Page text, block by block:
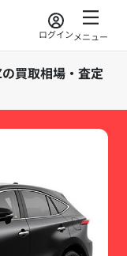
ログインメニュー
買取相場・査定